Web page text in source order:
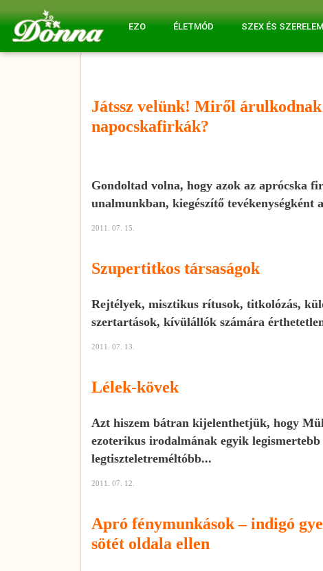
EZO ÉLETMÓD SZEX ÉS SZERELEM
Játssz velünk! Miről árulkodnak
napocskafirkák?
Gondoltad volna, hogy azok az aprócska
unalmunkban, kiegészítő tevékenységként
2011. 07. 15.
Szupertitkos társaságok
Rejtélyek, misztikus rítusok, titkolózás,
szertartások, kívülállók számára
2011. 07. 13.
Lélek-kövek
Azt hiszem bátran kijelenthetjük, hogy
ezoterikus irodalmának egyik legismertebb
legtiszteletreméltóbb...
2011. 07. 12.
Apró fénymunkások – indigó
sötét oldala ellen